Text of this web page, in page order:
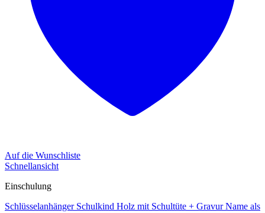
Auf die Wunschliste
Schnellansicht
Einschulung
Schlüsselanhänger Schulkind Holz mit Schultüte + Gravur Name als